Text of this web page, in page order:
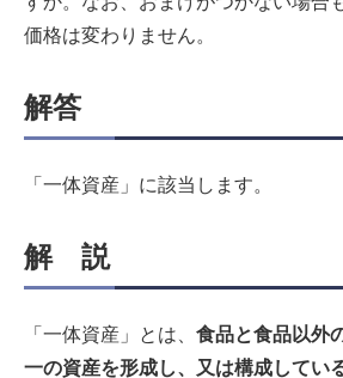
価格は変わりません。
解答
「一体資産」に該当します。
解 説
「一体資産」とは、 食品と食品以外
一の資産を形成し、又は構成してい